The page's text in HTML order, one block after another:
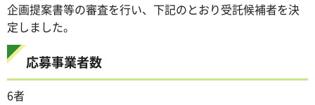
企画提案書等の審査を行い、下記のとおり受託候補者を決
定しました。
応募事業者数
6者